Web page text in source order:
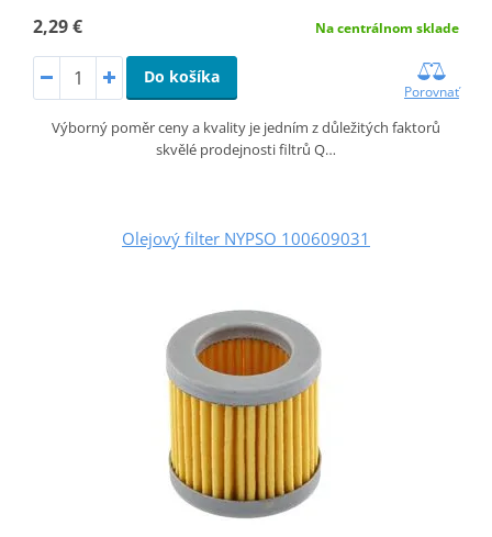
2,29 € Na centrálnom sklade
Do košíka
Porovnať
Výborný poměr ceny a kvality je jedním z důležitých faktorů
skvělé prodejnosti filtrů Q…
Olejový filter NYPSO 100609031